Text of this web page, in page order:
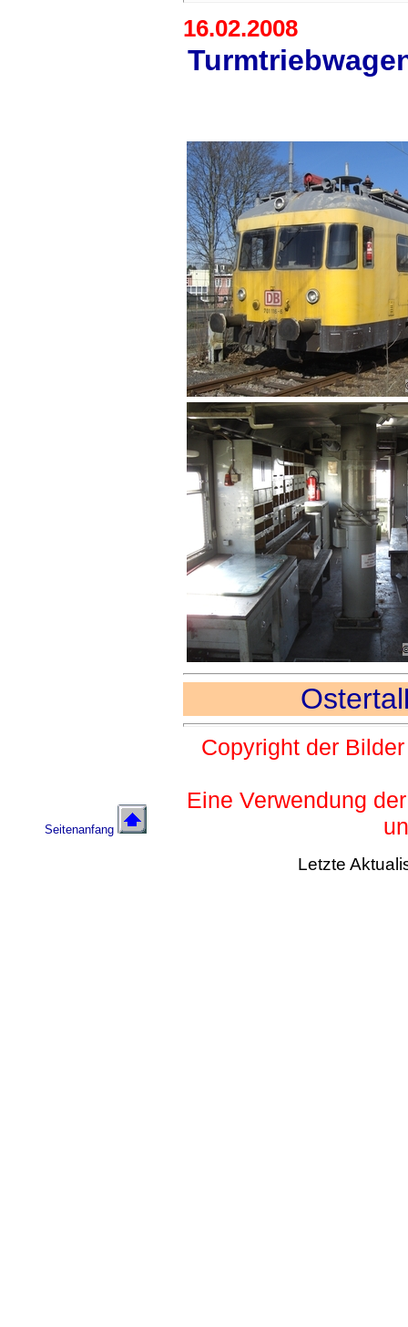
16.02.2008
Ostertal
Seitenanfang
Copyright der
Eine Verwendung
Letzte